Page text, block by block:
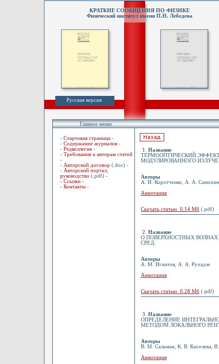
КРАТКИЕ СООБЩЕНИЯ ПО ФИЗИКЕ
Физический институт имени П.Н. Лебедева
Русская версия
Главное меню
- Стартовая страница -
- Содержание журналов -
- Редколлегия -
- Требования к авторам статей
-
- Авторский договор (.doc) -
- Авторский портал,
руководство (.pdf) -
- Ссылки -
- Контакты -
1
Название
ТЕРМООПТИЧЕСКИЙ
МОДУЛИРОВАННОГО
Авторы
А. И. Коротченко, А. А. Самохин
Аннотация
Скачать статью 0.14 Мб (.pdf)
2
Название
О ПОВЕРХНОСТНЫХ
СРЕД.
Авторы
А. М. Игнатов, А. А. Рухадзе
Аннотация
Скачать статью 0.28 Мб (.pdf)
3
Название
ОПРЕДЕЛЕНИЕ
МЕТОДОМ ЛОКАЛЬНОГО
Авторы
В. М. Сальман, К. В. Киселева,
Аннотация